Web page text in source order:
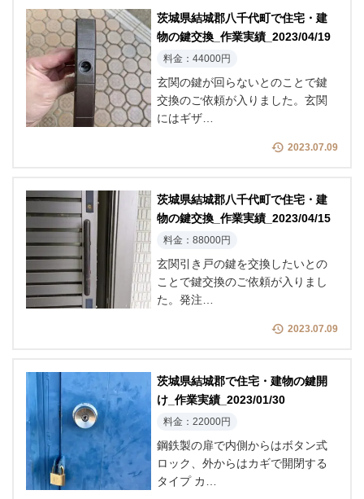
茨城県結城郡八千代町で住宅・建
物の鍵交換_作業実績_2023/04/19
料金：44000円
玄関の鍵が回らないとのことで鍵
交換のご依頼が入りました。玄関
にはギザ…
2023.07.09
茨城県結城郡八千代町で住宅・建
物の鍵交換_作業実績_2023/04/15
料金：88000円
玄関引き戸の鍵を交換したいとの
ことで鍵交換のご依頼が入りまし
た。発注…
2023.07.09
茨城県結城郡で住宅・建物の鍵開
け_作業実績_2023/01/30
料金：22000円
鋼鉄製の扉で内側からはボタン式
ロック、外からはカギで開閉する
タイプ カ…